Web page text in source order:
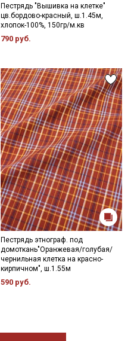
Пестрядь "Вышивка на клетке"
цв.бордово-красный, ш.1.45м,
хлопок-100%, 150гр/м.кв
790 руб.
Пестрядь этнограф. под
домоткань"Оранжевая/голубая/
чернильная клетка на красно-
кирпичном", ш.1.55м
590 руб.